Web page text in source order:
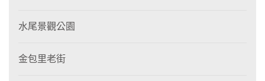
水尾景觀公園
金包里老街